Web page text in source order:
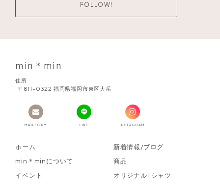
FOLLOW!
min＊min
住所
〒811-0322 福岡県福岡市東区大岳
MAILFORM LINE INSTAGRAM
ホーム
min＊minについて
イベント
新着情報/ブログ
商品
オリジナルTシャツ